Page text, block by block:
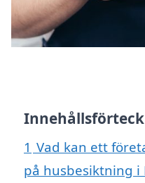
1 Vad kan ett
på husbesiktning